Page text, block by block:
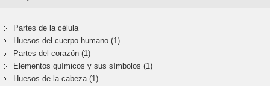
Partes de la célula
Huesos del cuerpo humano (1)
Partes del corazón (1)
Elementos químicos y sus símbolos (1)
Huesos de la cabeza (1)